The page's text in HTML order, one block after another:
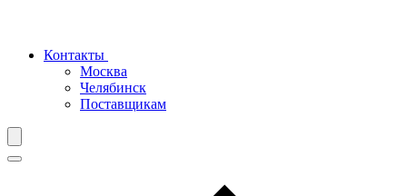
Контакты
Москва
Челябинск
Поставщикам